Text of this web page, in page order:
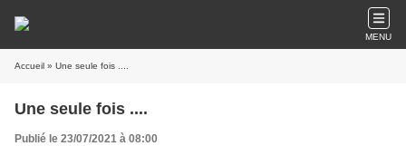
MENU
Accueil » Une seule fois ....
Une seule fois ....
Publié le 23/07/2021 à 08:00